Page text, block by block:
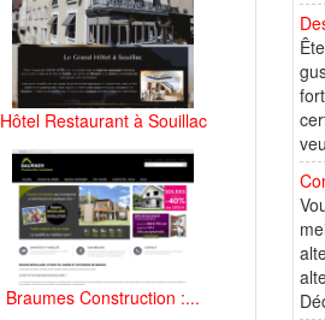
Hôtel Restaurant à Souillac
Braumes Construction :...